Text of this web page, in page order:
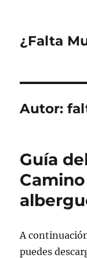
¿Falta
Autor:
Guía
A
puedes